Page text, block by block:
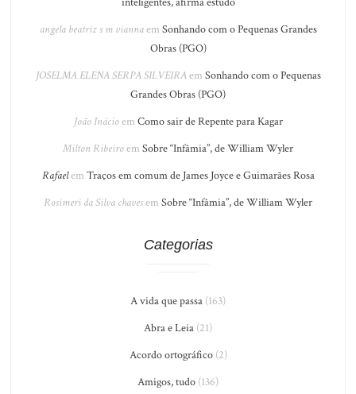
angela beatriz s m viannaem Sonhando com o Pequenas Grandes
Obras (PGO)
JOSELMA ELENA SERPA SILVEIRAem Sonhando com o Pequenas
Grandes Obras (PGO)
João Inácioem Como sair de Repente para Kagar
Milton Ribeiroem Sobre “Infâmia”, de William Wyler
Rafaelem Traços em comum de James Joyce e Guimarães Rosa
Rosimeri da Silva chavesem Sobre “Infâmia”, de William Wyler
Categorias
A vida que passa (163)
Abra e Leia (21)
Acordo ortográfico(2)
Amigos, tudo (136)